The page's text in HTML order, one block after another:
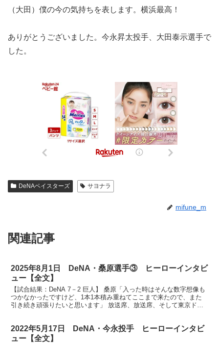
（大田）僕の今の気持ちを表します。横浜最高！
ありがとうございました。今永昇太投手、大田泰示選手で
した。
DeNAベイスターズ サヨナラ
mifune_m
関連記事
2025年8月1日 DeNA・桑原選手③ ヒーローインタビ
ュー【全文】
【試合結果：DeNA 7－2 巨人】 桑原「入った時はそんな数字想像も
つかなかったですけど、1本1本積み重ねてここまで来たので、また
引き続き頑張りたいと思います」 放送席、放送席、そして東京ドー
2022年5月17日 DeNA・今永投手 ヒーローインタビ
ュー【全文】